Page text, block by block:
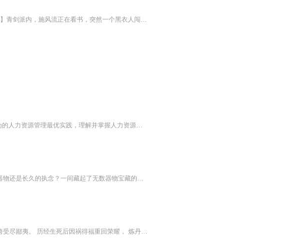
讲述了主角施风流为了保卫青剑派而踏上2次寻剑之旅。【内容节选】青剑派内，施风流正在看书，突然一个黑衣人闯入了风流的房间。“你是谁？”风流问道。“我的名字你不需要知道，我们就在拳脚上见真章吧！”黑衣人话刚说完，就拔出剑劈向圆桌，顷刻间，桌子...
你的收获：1.新时代背景下，面对环境的复杂、人性的复杂，以华为的人力资源管理最优实践，理解并掌握人力资源管理整体转型与升级的方法论。2.作为华为成长为世界级企业的见证者、亲历者，中国人民大学彭剑锋教授将为你真实还原并剖析华为实现长期可持续发...
【内容简介】你所丢失和寻找的，是人是灵，是神是怪，是古老的器物还是长久的执念？一间藏起了无数器物宝藏的阁楼，古朴神秘，尘封着悠久的岁月中无数段不为人知的故事传说；一个不知年纪几何的‘少女’老板，拥有一双能够看透世间万物的森罗之眼，为不的...
我本是天骄，却生生当了十八年废物，成了人们口中九荒城第一执侉受尽鄙夷。 历经生死后因祸得福重回荣耀， 炼丹，成就无上第一丹师。 炼器，神兵利器不过是弹指一挥间。 医道，金针逆转阴阳，起死回生并非狂妄之言。 仙界已崩，谁能执掌世间沉浮。 踏凡尘...